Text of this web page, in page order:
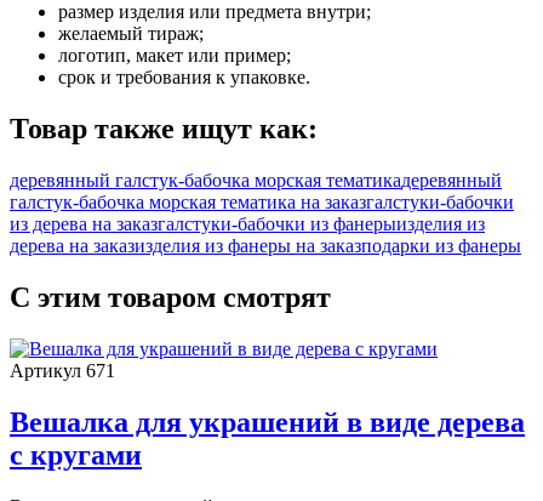
размер изделия или предмета внутри;
желаемый тираж;
логотип, макет или пример;
срок и требования к упаковке.
Товар также ищут как:
деревянный галстук-бабочка морская тематикадеревянный
галстук-бабочка морская тематика на заказгалстуки-бабочки
из дерева на заказгалстуки-бабочки из фанерыизделия из
дерева на заказизделия из фанеры на заказподарки из фанеры
С этим товаром смотрят
Артикул 671
Вешалка для украшений в виде дерева
с кругами